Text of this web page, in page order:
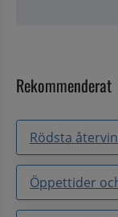
Rekommenderat
Rödsta
Öppettider